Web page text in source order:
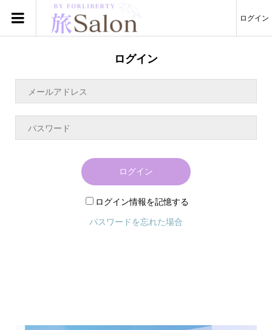
ログイン
ログイン
ログイン
ログイン情報を記憶する
パスワードを忘れた場合